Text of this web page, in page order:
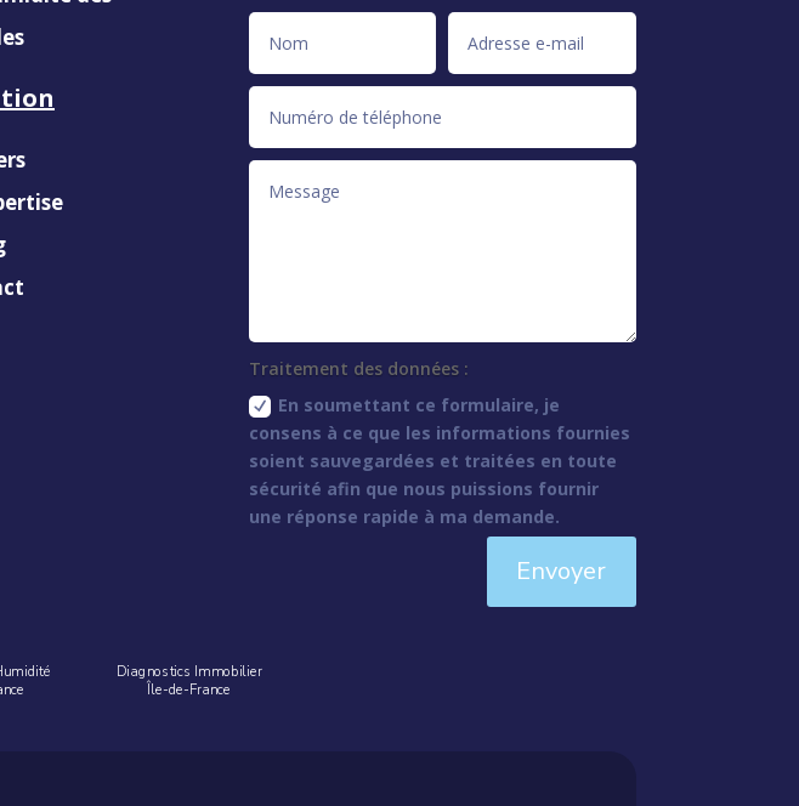
Traitement des données :
En soumettant ce formulaire, je
consens à ce que les informations fournies
soient sauvegardées et traitées en toute
sécurité afin que nous puissions fournir
une réponse rapide à ma demande.
Envoyer
Diagnostics Immobilier
Île-de-France